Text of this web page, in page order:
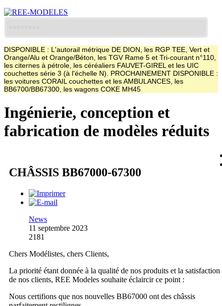
DISPONIBLE : L'autorail métrique DE DION, les RGP TEE, Vert et
Orange/Alu et Orange/Béton, les TGV Rame 5 et Tri-courant n°110,
les citernes à pétrole, les céréaliers FAUVET-GIREL et les UIC
couchettes série 3 (à l'échelle N). PROCHAINEMENT DISPONIBLE :
les voitures CORAIL couchettes et les AMBULANCES, les
BB6700/BB67300, les wagons COKE MH45
Ingénierie, conception et
fabrication de modèles réduits
CHÂSSIS BB67000-67300
News
11 septembre 2023
2181
Chers Modélistes, chers Clients,
La priorité étant donnée à la qualité de nos produits et la satisfaction
de nos clients, REE Modeles souhaite éclaircir ce point :
Nous certifions que nos nouvelles BB67000 ont des châssis